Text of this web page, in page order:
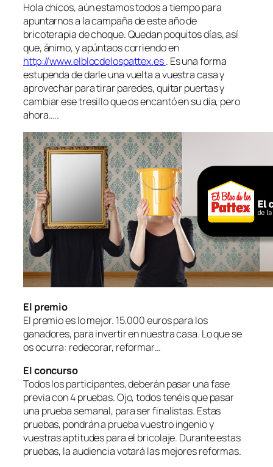
Hola chicos, aún estamos todos a tiempo para
apuntarnos a la campaña de este año de
bricoterapia de choque. Quedan poquitos días, así
que, ánimo, y apúntaos corriendo en
http://www.elblocdelospattex.es. Es una forma
estupenda de darle una vuelta a vuestra casa y
aprovechar para tirar paredes, quitar puertas y
cambiar ese tresillo que os encantó en su día, pero
ahora…..
El premio
El premio es lo mejor. 15.000 euros para los
ganadores, para invertir en nuestra casa. Lo que se
os ocurra: redecorar, reformar…
El concurso
Todos los participantes, deberán pasar una fase
previa con 4 pruebas. Ojo, todos tenéis que pasar
una prueba semanal, para ser finalistas. Estas
pruebas, pondrán a prueba vuestro ingenio y
vuestras aptitudes para el bricolaje. Durante estas
pruebas, la audiencia votará las mejores reformas.